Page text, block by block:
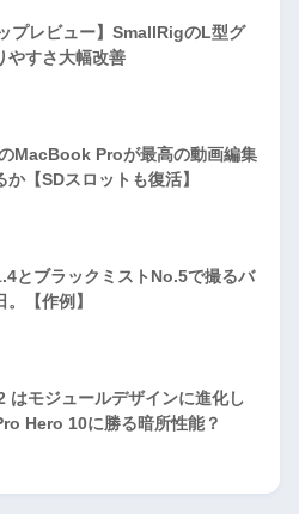
プレビュー】SmallRigのL型グ
やすさ大幅改善
MacBook Proが最高の動画編集
か【SDスロットも復活】
とブラックミストNo.5で撮るバ
【作例】
はモジュールデザインに進化し
Hero 10に勝る暗所性能？